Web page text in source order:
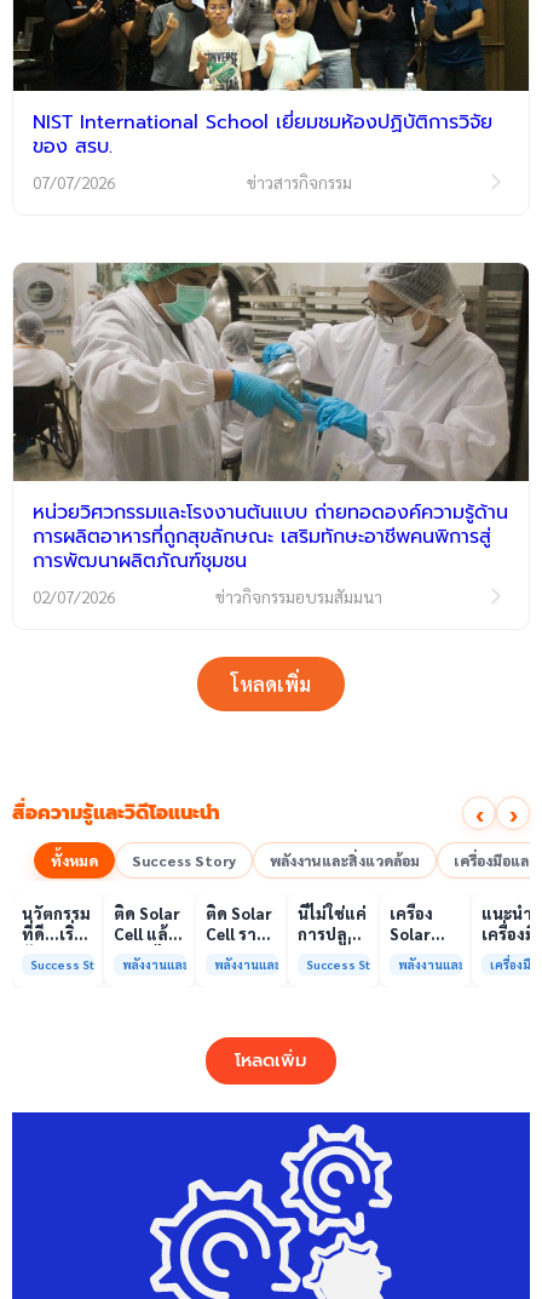
NIST International School เยี่ยมชมห้องปฏิบัติการวิจัย
ของ สรบ.
07/07/2026 ข่าวสารกิจกรรม
หน่วยวิศวกรรมและโรงงานต้นแบบ ถ่ายทอดองค์ความรู้ด้าน
การผลิตอาหารที่ถูกสุขลักษณะ เสริมทักษะอาชีพคนพิการสู่
การพัฒนาผลิตภัณฑ์ชุมชน
02/07/2026 ข่าวกิจกรรมอบรมสัมมนา
โหลดเพิ่ม
สื่อความรู้และวิดีโอแนะนำ ‹ ›
ทั้งหมด Success Story พลังงานและสิ่งแวดล้อม เครื่องมือแล
เล่นวิดีโอ
00:10
นวัตกรรม
ที่ดี…เริ่ม
ความร่วม
Success Story
เล่นวิดีโอ
00:10
ติด Solar
Cell แล้ว
ลดค่าไฟ
ได้จริง
พลังงานและสิ่งแวดล้อม
เล่นวิดีโอ
00:08
ติด Solar
Cell ราคา
แพง แต่
ค่าไฟ
พลังงานและสิ่งแวดล้อม
เล่นวิดีโอ
นี่ไม่ใช่แค่
การปลูก
คือการ
ให้ป่า
ต้นน้ำและ
ชุมชน
Success Story
เครื่อง
Solar
Simulator
มาตรฐาน
บริการ
พลังงานและสิ่งแวดล้อม
เล่
01:00
แนะนำ
เครื่องมื
วิเคราะ
ทดสอบ
และสิ่ง
เครื่องมื
โหลดเพิ่ม